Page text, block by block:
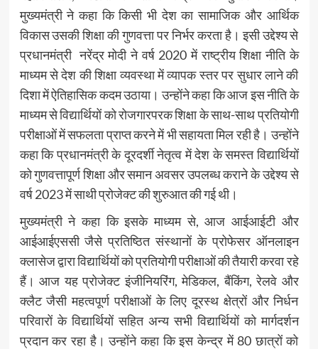
मुख्यमंत्री ने कहा कि किसी भी देश का सामाजिक और आर्थिक
विकास उसकी शिक्षा की गुणवत्ता पर निर्भर करता है। इसी उद्देश्य से
प्रधानमंत्री नरेंद्र मोदी ने वर्ष 2020 में राष्ट्रीय शिक्षा नीति के
माध्यम से देश की शिक्षा व्यवस्था में व्यापक स्तर पर सुधार लाने की
दिशा में ऐतिहासिक कदम उठाया। उन्होंने कहा कि आज इस नीति के
माध्यम से विद्यार्थियों को रोजगारपरक शिक्षा के साथ-साथ प्रतियोगी
परीक्षाओं में सफलता प्राप्त करने में भी सहायता मिल रही है। उन्होंने
कहा कि प्रधानमंत्री के दूरदर्शी नेतृत्व में देश के समस्त विद्यार्थियों
को गुणवत्तापूर्ण शिक्षा और समान अवसर उपलब्ध कराने के उद्देश्य से
वर्ष 2023 में साथी प्रोजेक्ट की शुरुआत की गई थी।
मुख्यमंत्री ने कहा कि इसके माध्यम से, आज आईआईटी और
आईआईएससी जैसे प्रतिष्ठित संस्थानों के प्रोफेसर ऑनलाइन
क्लासेज द्वारा विद्यार्थियों को प्रतियोगी परीक्षाओं की तैयारी करवा रहे
हैं। आज यह प्रोजेक्ट इंजीनियरिंग, मेडिकल, बैंकिंग, रेलवे और
क्लैट जैसी महत्वपूर्ण परीक्षाओं के लिए दूरस्थ क्षेत्रों और निर्धन
परिवारों के विद्यार्थियों सहित अन्य सभी विद्यार्थियों को मार्गदर्शन
प्रदान कर रहा है। उन्होंने कहा कि इस केन्द्र में 80 छात्रों को